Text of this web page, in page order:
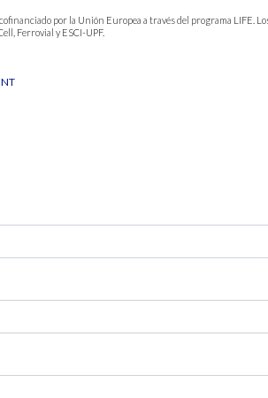
por la Unión Europea a través del programa LIFE.
Ferrovial y ESCI-UPF.